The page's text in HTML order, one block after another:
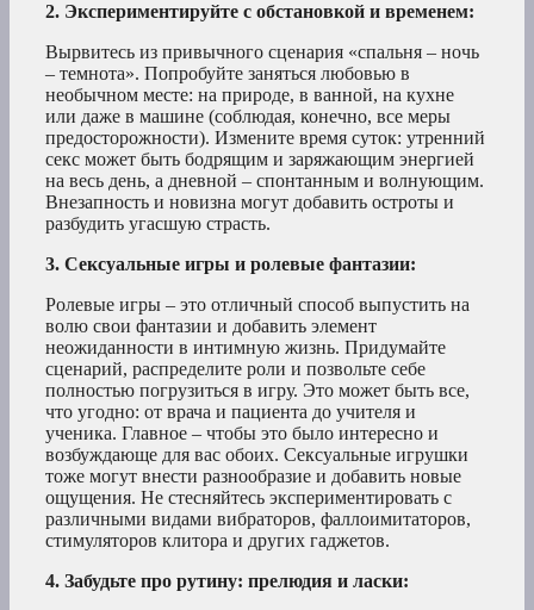
2. Экспериментируйте с обстановкой и временем:
Вырвитесь из привычного сценария «спальня – ночь
– темнота». Попробуйте заняться любовью в
необычном месте: на природе, в ванной, на кухне
или даже в машине (соблюдая, конечно, все меры
предосторожности). Измените время суток: утренний
секс может быть бодрящим и заряжающим энергией
на весь день, а дневной – спонтанным и волнующим.
Внезапность и новизна могут добавить остроты и
разбудить угасшую страсть.
3. Сексуальные игры и ролевые фантазии:
Ролевые игры – это отличный способ выпустить на
волю свои фантазии и добавить элемент
неожиданности в интимную жизнь. Придумайте
сценарий, распределите роли и позвольте себе
полностью погрузиться в игру. Это может быть все,
что угодно: от врача и пациента до учителя и
ученика. Главное – чтобы это было интересно и
возбуждающе для вас обоих. Сексуальные игрушки
тоже могут внести разнообразие и добавить новые
ощущения. Не стесняйтесь экспериментировать с
различными видами вибраторов, фаллоимитаторов,
стимуляторов клитора и других гаджетов.
4. Забудьте про рутину: прелюдия и ласки: